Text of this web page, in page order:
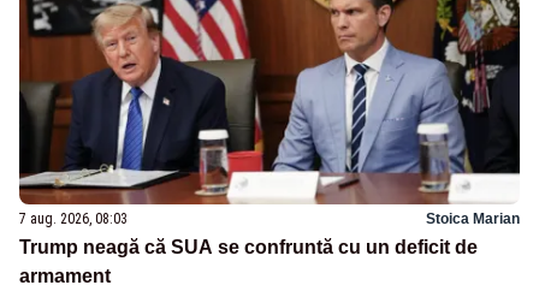
7 aug. 2026, 08:03 Stoica Marian
Trump neagă că SUA se confruntă cu un deficit de
armament